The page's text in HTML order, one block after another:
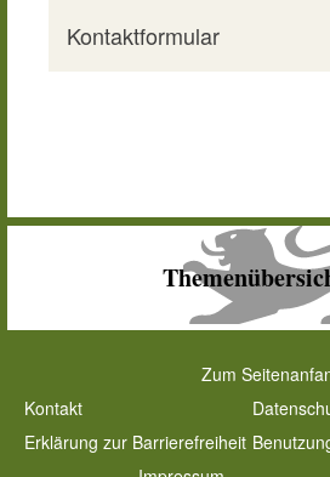
Kontaktformular
Zum
Kontakt
Erklärung zur Barrierefreiheit